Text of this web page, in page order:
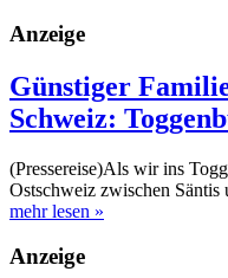
Anzeige
Günstiger
Schweiz:
(Pressereise)Als wir ins
Ostschweiz zwischen
mehr lesen »
Anzeige